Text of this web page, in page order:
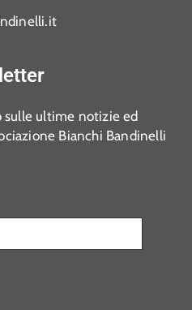
sulle ultime notizie ed
Bianchi Bandinelli